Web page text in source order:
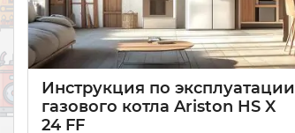
Инструкция по эксплуатации
газового котла Ariston HS X
24 FF